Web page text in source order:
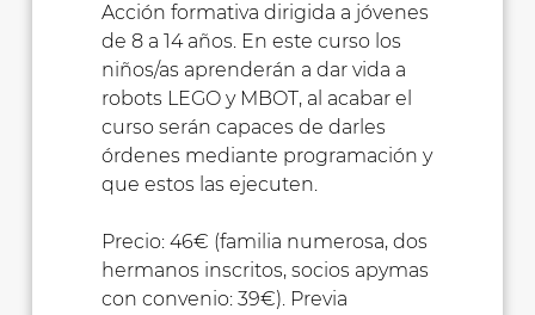
Acción formativa dirigida a jóvenes
de 8 a 14 años. En este curso los
niños/as aprenderán a dar vida a
robots LEGO y MBOT, al acabar el
curso serán capaces de darles
órdenes mediante programación y
que estos las ejecuten.
Precio: 46€ (familia numerosa, dos
hermanos inscritos, socios apymas
con convenio: 39€). Previa